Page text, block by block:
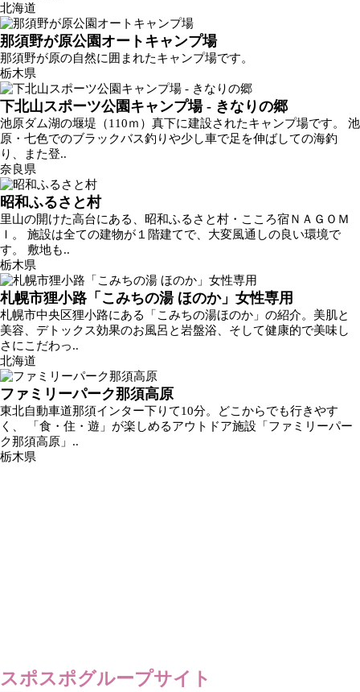
北海道
那須野が原公園オートキャンプ場
那須野が原の自然に囲まれたキャンプ場です。
栃木県
下北山スポーツ公園キャンプ場 - きなりの郷
池原ダム湖の堰堤（110ｍ）真下に建設されたキャンプ場です。 池
原・七色でのブラックバス釣りや少し車で足を伸ばしての海釣
り、また登..
奈良県
昭和ふるさと村
里山の開けた高台にある、昭和ふるさと村・こころ宿ＮＡＧＯＭ
Ｉ。 施設は全ての建物が１階建てで、大変風通しの良い環境で
す。 敷地も..
栃木県
札幌市狸小路「こみちの湯 ほのか」女性専用
札幌市中央区狸小路にある「こみちの湯ほのか」の紹介。美肌と
美容、デトックス効果のお風呂と岩盤浴、そして健康的で美味し
さにこだわっ..
北海道
ファミリーパーク那須高原
東北自動車道那須インター下りて10分。どこからでも行きやす
く、 「食・住・遊」が楽しめるアウトドア施設「ファミリーパー
ク那須高原」..
栃木県
スポスポグループサイト